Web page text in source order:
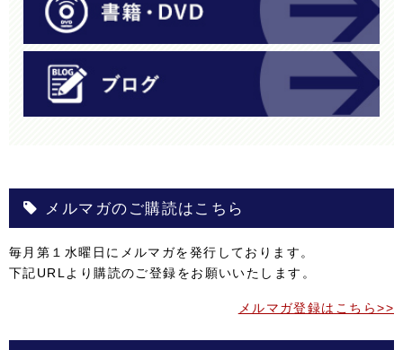
メルマガのご購読はこちら
毎月第１水曜日にメルマガを発行しております。
下記URLより購読のご登録をお願いいたします。
メルマガ登録はこちら>>